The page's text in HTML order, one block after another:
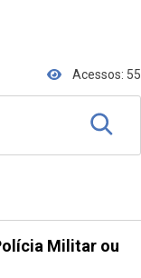
Acessos: 55
Militar ou